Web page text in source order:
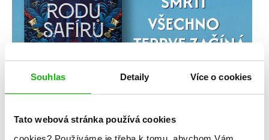
Souhlas Detaily Více o cookies
Tato webová stránka používá cookies